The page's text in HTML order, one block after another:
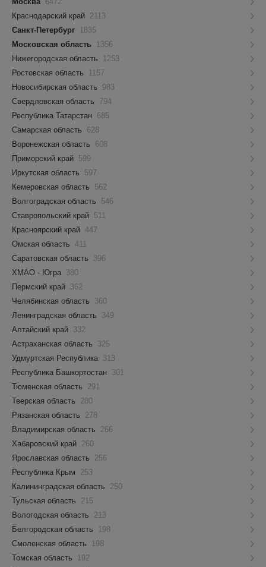
Краснодарский край 2113
Санкт-Петербург 1835
Московская область 1356
Нижегородская область
1253
Ростовская область
1157
Новосибирская область
983
Свердловская область
794
Республика Татарстан 685
Самарская область
628
Воронежская область
608
Приморский край 599
Иркутская область
597
Кемеровская область
562
Волгоградская область
546
Ставропольский край 511
Красноярский край 447
Омская область 411
Саратовская область
396
ХМАО - Югра 380
Пермский край 362
Челябинская область
360
Ленинградская область
349
Алтайский край 332
Астраханская область
325
Удмуртская Республика 313
Республика Башкортостан 301
Тюменская область
291
Тверская область
280
Рязанская область
278
Владимирская область
266
Хабаровский край 260
Ярославская область
256
Республика Крым
253
Калининградская область
250
Тульская область
215
Вологодская область
213
Белгородская область
198
Смоленская область
198
Томская область
192